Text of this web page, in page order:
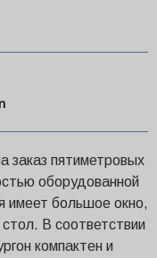
заказ пятиметровых
оборудованной
имеет большое окно,
В соответствии
компактен и